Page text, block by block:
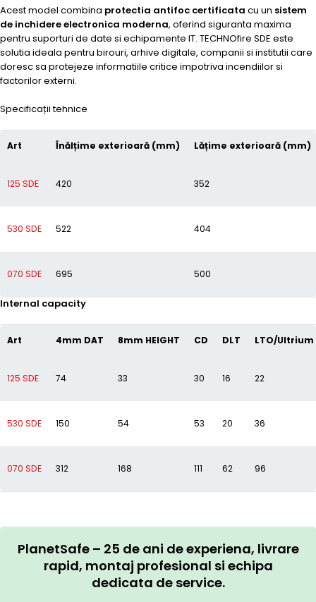
Acest model combina protectia antifoc certificata cu un sistem
de inchidere electronica moderna, oferind siguranta maxima
pentru suporturi de date si echipamente IT. TECHNOfire SDE este
solutia ideala pentru birouri, arhive digitale, companii si institutii care
doresc sa protejeze informatiile critice impotriva incendiilor si
factorilor externi.
Specificații tehnice
Art Înălțime exterioară (mm) Lățime exterioară (mm)
125 SDE 420 352
530 SDE 522 404
070 SDE 695 500
Internal capacity
Art 4mm DAT 8mm HEIGHT CD DLT LTO/Ultrium
125 SDE 74 33 30 16 22
530 SDE 150 54 53 20 36
070 SDE 312 168 111 62 96
PlanetSafe – 25 de ani de experiena, livrare
rapid, montaj profesional si echipa
dedicata de service.